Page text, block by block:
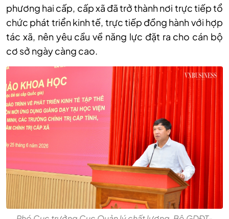
phương hai cấp, cấp xã đã trở thành nơi trực tiếp tổ
chức phát triển kinh tế, trực tiếp đồng hành với hợp
tác xã, nên yêu cầu về năng lực đặt ra cho cán bộ
cơ sở ngày càng cao.